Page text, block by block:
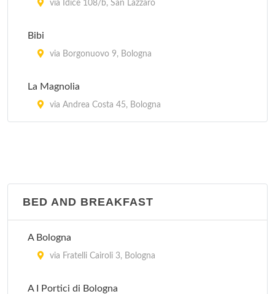
via Idice 108/b, San Lazzaro
Bibi
via Borgonuovo 9, Bologna
La Magnolia
via Andrea Costa 45, Bologna
BED AND BREAKFAST
A Bologna
via Fratelli Cairoli 3, Bologna
A I Portici di Bologna